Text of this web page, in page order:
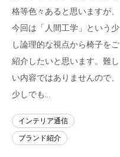
格等色々あると思いますが、
今回は「人間工学」という少
し論理的な視点から椅子をご
紹介したいと思います。難し
い内容ではありませんので、
少しでも…
インテリア通信
ブランド紹介